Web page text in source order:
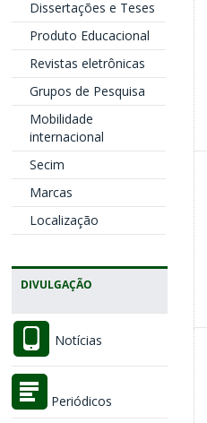
Dissertações e Teses
Produto Educacional
Revistas eletrônicas
Grupos de Pesquisa
Mobilidade
internacional
Secim
Marcas
Localização
DIVULGAÇÃO
Notícias
Periódicos